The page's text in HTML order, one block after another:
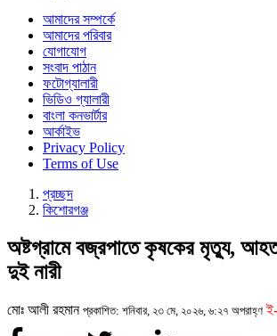
আমাদের সম্পর্কে
আমাদের পরিবার
যোগাযোগ
সংবাদ পাঠান
ফটোগ্যালারী
ভিডিও গ্যালারী
বাংলা কনভার্টার
আর্কাইভ
Privacy Policy
Terms of Use
প্রচ্ছদ
কিশোরগঞ্জ
অষ্টগ্রামে বজ্রপাতে কৃষকের মৃত্যু,
দুই নারী
মোঃ আলী রহমান প্রকাশিত: শনিবার, ২৩ মে, ২০২৬, ৬:২৭ অপরাহ্ণ